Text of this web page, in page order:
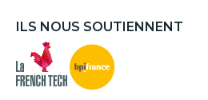
ILS NOUS SOUTIENNENT